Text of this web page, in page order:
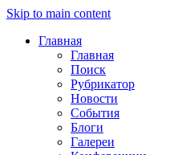
Skip to main content
Главная
Главная
Поиск
Рубрикатор
Новости
События
Блоги
Галереи